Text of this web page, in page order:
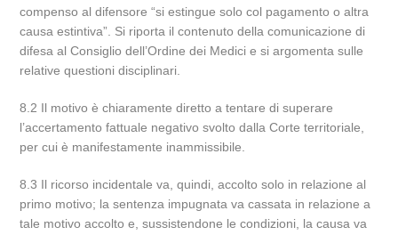
compenso al difensore “si estingue solo col pagamento o altra
causa estintiva”. Si riporta il contenuto della comunicazione di
difesa al Consiglio dell’Ordine dei Medici e si argomenta sulle
relative questioni disciplinari.
8.2 Il motivo è chiaramente diretto a tentare di superare
l’accertamento fattuale negativo svolto dalla Corte territoriale,
per cui è manifestamente inammissibile.
8.3 Il ricorso incidentale va, quindi, accolto solo in relazione al
primo motivo; la sentenza impugnata va cassata in relazione a
tale motivo accolto e, sussistendone le condizioni, la causa va